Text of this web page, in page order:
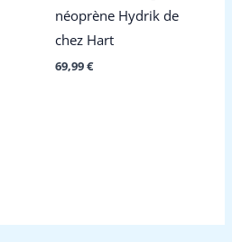
néoprène Hydrik de
chez Hart
69,99€